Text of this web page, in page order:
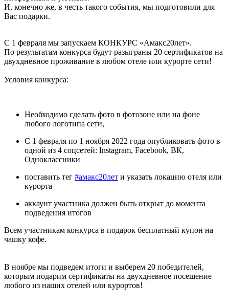
И, конечно же, в честь такого события, мы подготовили для
Вас подарки.
С 1 февраля мы запускаем КОНКУРС «Амакс20лет».
По результатам конкурса будут разыграны 20 сертификатов на
двухдневное проживание в любом отеле или курорте сети!
Условия конкурса:
Необходимо сделать фото в фотозоне или на фоне
любого логотипа сети,
С 1 февраля по 1 ноября 2022 года опубликовать фото в
одной из 4 соцсетей: Instagram, Facebook, ВК,
Одноклассники
поставить тег #амакс20лет и указать локацию отеля или
курорта
аккаунт участника должен быть открыт до момента
подведения итогов
Всем участникам конкурса в подарок бесплатный купон на
чашку кофе.
В ноябре мы подведем итоги и выберем 20 победителей,
которым подарим сертификаты на двухдневное посещение
любого из наших отелей или курортов!